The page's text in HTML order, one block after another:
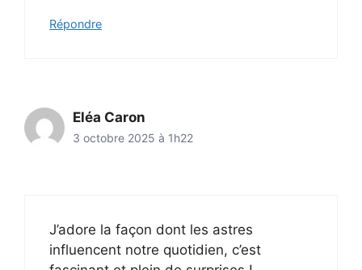
Répondre
Eléa Caron
3 octobre 2025 à 1h22
J’adore la façon dont les astres
influencent notre quotidien, c’est